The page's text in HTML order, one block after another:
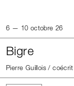
6 — 10 octobre 26
Bigre
Pierre Guillois /